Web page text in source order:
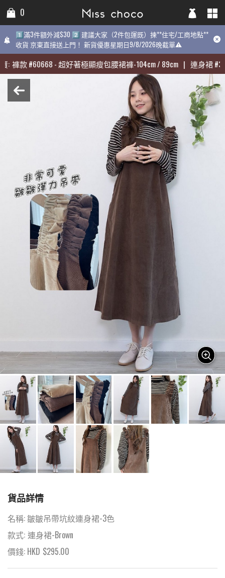
0
1️⃣滿3件額外減$30 2️⃣ 建議大家（2件包運既）揀**住宅/工商地點**
收貨 京東直接送上門！ 新貨優惠星期日9/8/2026晚截單⚠️
褲款#60668-超好著極顯瘦包腰裙褲-104cm / 89cm | 連身裙#
0
1️⃣滿3件額外減$30 2️⃣ 建議大家（2件包運既）揀**住宅/工商地點**
收貨 京東直接送上門！ 新貨優惠星期日9/8/2026晚截單⚠️
褲款#60668-超好著極顯瘦包腰裙褲-104cm / 89cm | 連身裙#
1️⃣滿3件額外減$30 2️⃣ 建議大家（2件包運既）揀**住宅/工商地點**
9/8/2026晚截單⚠️
最熱賣: 褲款# 60668-超好著極顯瘦包腰裙褲-104cm / 89cm | 連
貨品詳情
名稱:皺皺吊帶坑紋連身裙-3色
款式: 連身裙-Brown
價錢: HKD $295.00